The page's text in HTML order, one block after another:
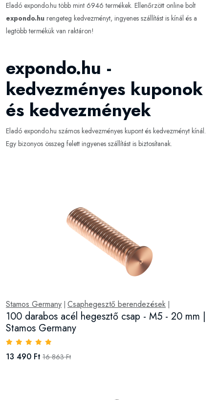
Eladó expondo.hu több mint 6946 termékek. Ellenőrzött online bolt
expondo.hu rengeteg kedvezményt, ingyenes szállítást is kínál és a
legtöbb termékük van raktáron!
expondo.hu -
kedvezményes kuponok
és kedvezmények
Eladó expondo.hu számos kedvezményes kupont és kedvezményt kínál.
Egy bizonyos összeg felett ingyenes szállítást is biztosítanak.
Stamos Germany Csaphegesztő berendezések
100 darabos acél hegesztő csap - M5 - 20 mm |
Stamos Germany
13 490 Ft 16 863 Ft